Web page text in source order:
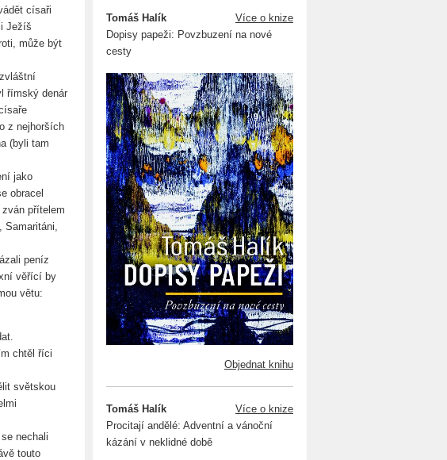
císaři
Ježíš
může být
římský denár
z nejhorších
(byli tam
jako
obracel
přítelem
peníz
věřící by
větu:
chtěl říci
světskou
se nechali
touto
Tomáš Halík
Více o knize
Dopisy papeži: Povzbuzení na nové
cesty
Objednat knihu
Tomáš Halík
Více o knize
Procitají andělé: Adventní a vánoční
kázání v neklidné době